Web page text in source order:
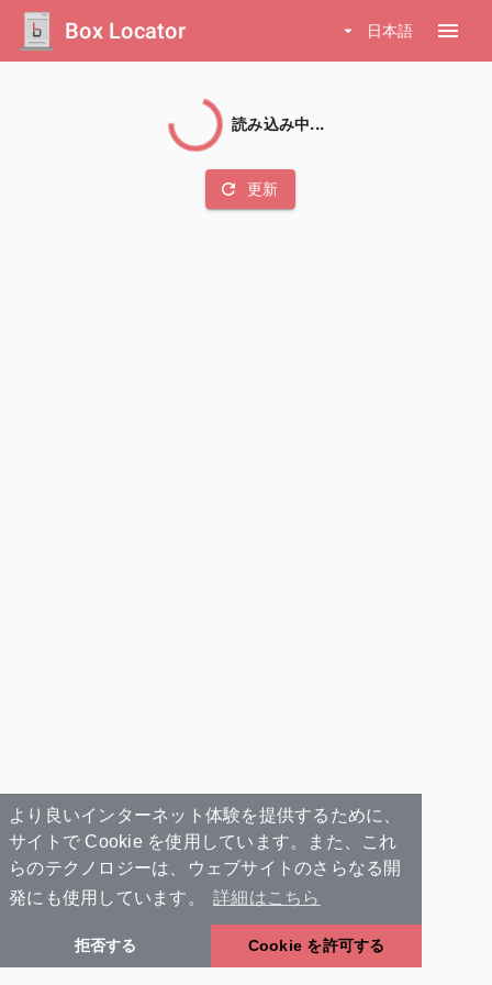
より良いインターネット体験を提供するために、
サイトで Cookie を使用しています。また、これ
らのテクノロジーは、ウェブサイトのさらなる開
発にも使用しています。
詳細はこちら
拒否する Cookie を許可する
Box Locator arrow_drop_down 日本語 menu
読み込み中...
refresh 更新